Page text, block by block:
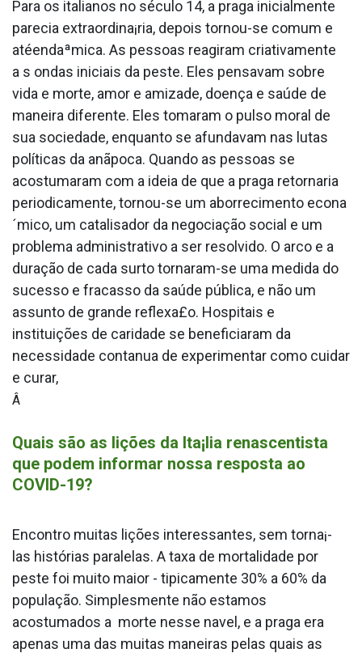
Para os italianos no século 14, a praga inicialmente
parecia extraordina¡ria, depois tornou-se comum e
atéendaªmica. As pessoas reagiram criativamente
a s ondas iniciais da peste. Eles pensavam sobre
vida e morte, amor e amizade, doença e saúde de
maneira diferente. Eles tomaram o pulso moral de
sua sociedade, enquanto se afundavam nas lutas
políticas da anãpoca. Quando as pessoas se
acostumaram com a ideia de que a praga retornaria
periodicamente, tornou-se um aborrecimento econa
´mico, um catalisador da negociação social e um
problema administrativo a ser resolvido. O arco e a
duração de cada surto tornaram-se uma medida do
sucesso e fracasso da saúde pública, e não um
assunto de grande reflexa£o. Hospitais e
instituições de caridade se beneficiaram da
necessidade conta­nua de experimentar como cuidar
e curar,
Â
Quais são as lições da Ita¡lia renascentista
que podem informar nossa resposta ao
COVID-19?
Encontro muitas lições interessantes, sem torna¡-
las histórias paralelas. A taxa de mortalidade por
peste foi muito maior - tipicamente 30% a 60% da
população. Simplesmente não estamos
acostumados a morte nesse na­vel, e a praga era
apenas uma das muitas maneiras pelas quais as